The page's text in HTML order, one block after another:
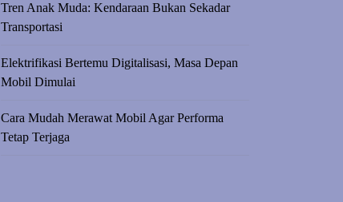
Tren Anak Muda: Kendaraan Bukan Sekadar
Transportasi
Elektrifikasi Bertemu Digitalisasi, Masa Depan
Mobil Dimulai
Cara Mudah Merawat Mobil Agar Performa
Tetap Terjaga